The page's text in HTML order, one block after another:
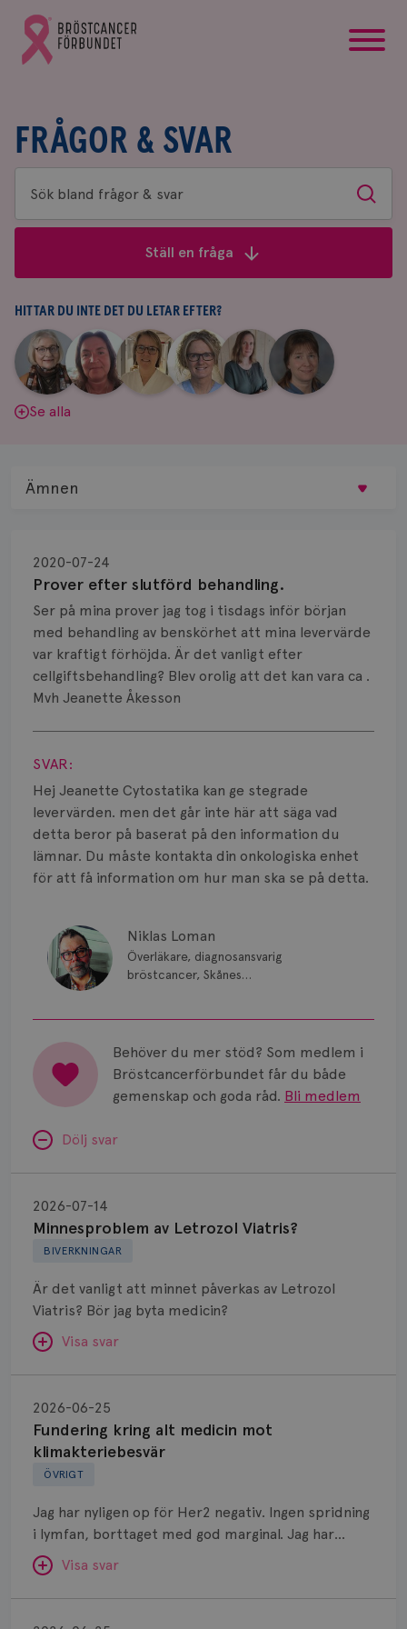
Gå
till
Bröstcancerförbundets
FRÅGOR & SVAR
Sök
bland
&
svar
Sök
Ställ en fråga
HITTAR DU INTE DET DU LETAR EFTER?
Aina
Johnsson
|
Anne
Andersson
Fredrika
Killander
|
Jeanette
Bäcklund
|
Maria
Edegran
|
Yvette
Andersson
Se alla
Prover efter slutförd behandling.
2020-07-24
Ser på mina prover jag tog i tisdags inför början
med behandling av benskörhet att mina levervärde
var kraftigt förhöjda. Är det vanligt efter
cellgiftsbehandling? Blev orolig att det kan vara ca .
Mvh Jeanette Åkesson
Visa svar
SVAR:
Hej Jeanette Cytostatika kan ge stegrade
levervärden. men det går inte här att säga vad
detta beror på baserat på den information du
lämnar. Du måste kontakta din onkologiska enhet
för att få information om hur man ska se på detta.
Niklas Loman
Överläkare, diagnosansvarig
bröstcancer, Skånes
Behöver du mer stöd? Som medlem i
Bröstcancerförbundet får du både
gemenskap och goda råd. Bli medlem
Dölj svar
BIVERKNINGAR
Minnesproblem av Letrozol Viatris?
2026-07-14
Är det vanligt att minnet påverkas av Letrozol
Viatris? Bör jag byta medicin?
Visa svar
SVAR:
Hej. Oavsett vilken hormonsänkande behandling
(men även cytostatika) man får så kan en del
uppleva negativ påverkan på minnet. Prata din
märke eller annan aromatashämmare. Det kan ofta
vara bra att ha en paus först, för att se att
besvären blir bättre, men bäst är att prata med
Letrozol
Viatris?
ÖVRIGT
Fundering kring alt medicin mot
klimakteriebesvär
2026-06-25
Jag har nyligen op för Her2 negativ. Ingen spridning
i lymfan, borttaget med god marginal. Jag har
genomgått en 5 dagars strålning och är färdig
behandlad. Efter att jag nu slutat med östrogen-
lenzetto, har klimakteriebesvären kommit med
Visa svar
kring
medicin
Ämnen
Biopsi
Biverkningar
Bröstvårta
Knöl
Läkemedel
Smärta
Prognos
Spridd bröstcancer
Strålning
Vätska